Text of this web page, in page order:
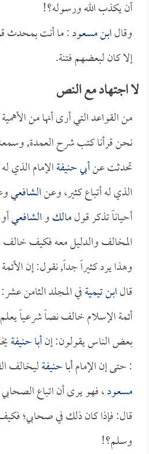
أن يكذب الله ورسوله؟!
وقالابن مسعود: ما أنت بمحدث
إلا كان لبعضهم فتنة.
لا اجتهاد مع النص
من القواعد التي أرى أنها من
نحن قرأنا كتب شرح العمدة,
تحدثت عنأبي حنيفةالإمام الذي
الذي له أتباع كثير، وعنالشافعي
أحياناً تذكر قولمالكوالشافعي
المخالف والدليل معه فكيف خالف
وهذا يرد كثيراً جداً, نقول: إن
قالابن تيميةفي المجلد الثامن
أئمة الإسلام خالف نصاً شرعياً
بعض الناس يقولون: إنأبا حنيفة
: حتى إن الإمامأبا حنيفةليخالف
مسعود، فهو يرى أن اتباع
قال: فإذا كان ذلك في صحابي؛
وسلم؟!